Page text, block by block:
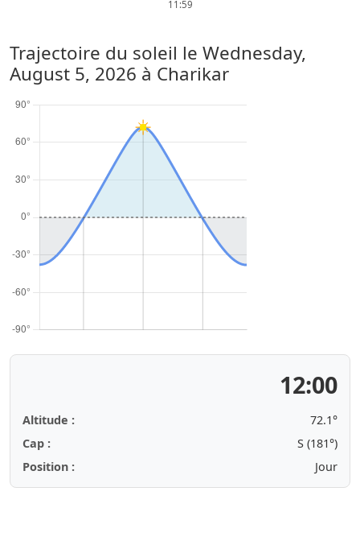
11:59
Trajectoire du soleil le Wednesday,
August 5, 2026 à Charikar
12:00
Altitude :
72.1°
Cap :
S (181°)
Position :
Jour